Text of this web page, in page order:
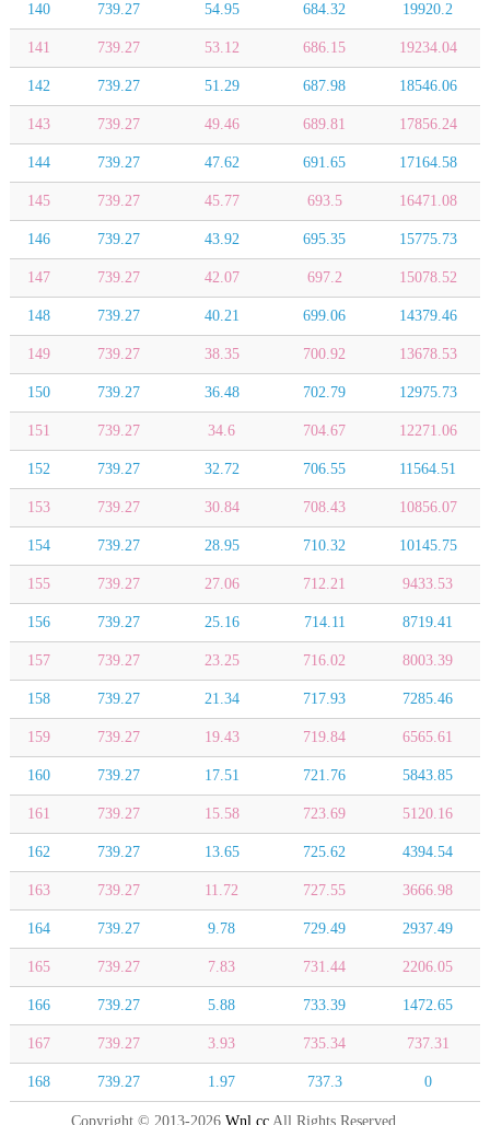
140 739.27 54.95 684.32 19920.2
141 739.27 53.12 686.15 19234.04
142 739.27 51.29 687.98 18546.06
143 739.27 49.46 689.81 17856.24
144 739.27 47.62 691.65 17164.58
145 739.27 45.77 693.5 16471.08
146 739.27 43.92 695.35 15775.73
147 739.27 42.07 697.2 15078.52
148 739.27 40.21 699.06 14379.46
149 739.27 38.35 700.92 13678.53
150 739.27 36.48 702.79 12975.73
151 739.27 34.6 704.67 12271.06
152 739.27 32.72 706.55 11564.51
153 739.27 30.84 708.43 10856.07
154 739.27 28.95 710.32 10145.75
155 739.27 27.06 712.21 9433.53
156 739.27 25.16 714.11 8719.41
157 739.27 23.25 716.02 8003.39
158 739.27 21.34 717.93 7285.46
159 739.27 19.43 719.84 6565.61
160 739.27 17.51 721.76 5843.85
161 739.27 15.58 723.69 5120.16
162 739.27 13.65 725.62 4394.54
163 739.27 11.72 727.55 3666.98
164 739.27 9.78 729.49 2937.49
165 739.27 7.83 731.44 2206.05
166 739.27 5.88 733.39 1472.65
167 739.27 3.93 735.34 737.31
168 739.27 1.97 737.3 0
Copyright © 2013-2026 Wnl.ccAll Rights Reserved.